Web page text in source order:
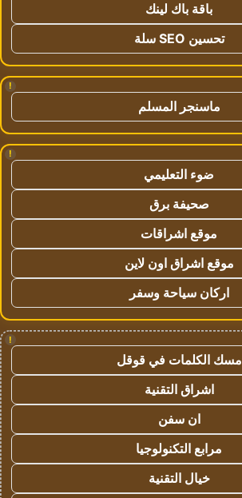
باقة باك لينك
تحسين SEO سلة
!
ماسنجر المسلم
!
ضوء التعليمي
صحيفة برق
موقع اشراقات
موقع اشراق اون لاين
اركان سياحة وسفر
!
مسك الكلمات في قوقل
اشراق التقنية
ان سفن
مرابع التكنولوجيا
خيال التقنية